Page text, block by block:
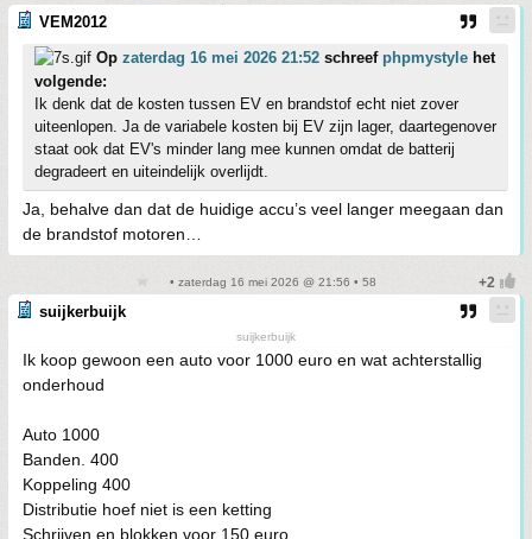
VEM2012
Op zaterdag 16 mei 2026 21:52 schreef phpmystyle het
volgende:
Ik denk dat de kosten tussen EV en brandstof echt niet zover
uiteenlopen. Ja de variabele kosten bij EV zijn lager, daartegenover
staat ook dat EV's minder lang mee kunnen omdat de batterij
degradeert en uiteindelijk overlijdt.
Ja, behalve dan dat de huidige accu’s veel langer meegaan dan
de brandstof motoren…
• zaterdag 16 mei 2026 @ 21:56 • 58
suijkerbuijk
suijkerbuijk
Ik koop gewoon een auto voor 1000 euro en wat achterstallig
onderhoud
Auto 1000
Banden. 400
Koppeling 400
Distributie hoef niet is een ketting
Schrijven en blokken voor 150 euro